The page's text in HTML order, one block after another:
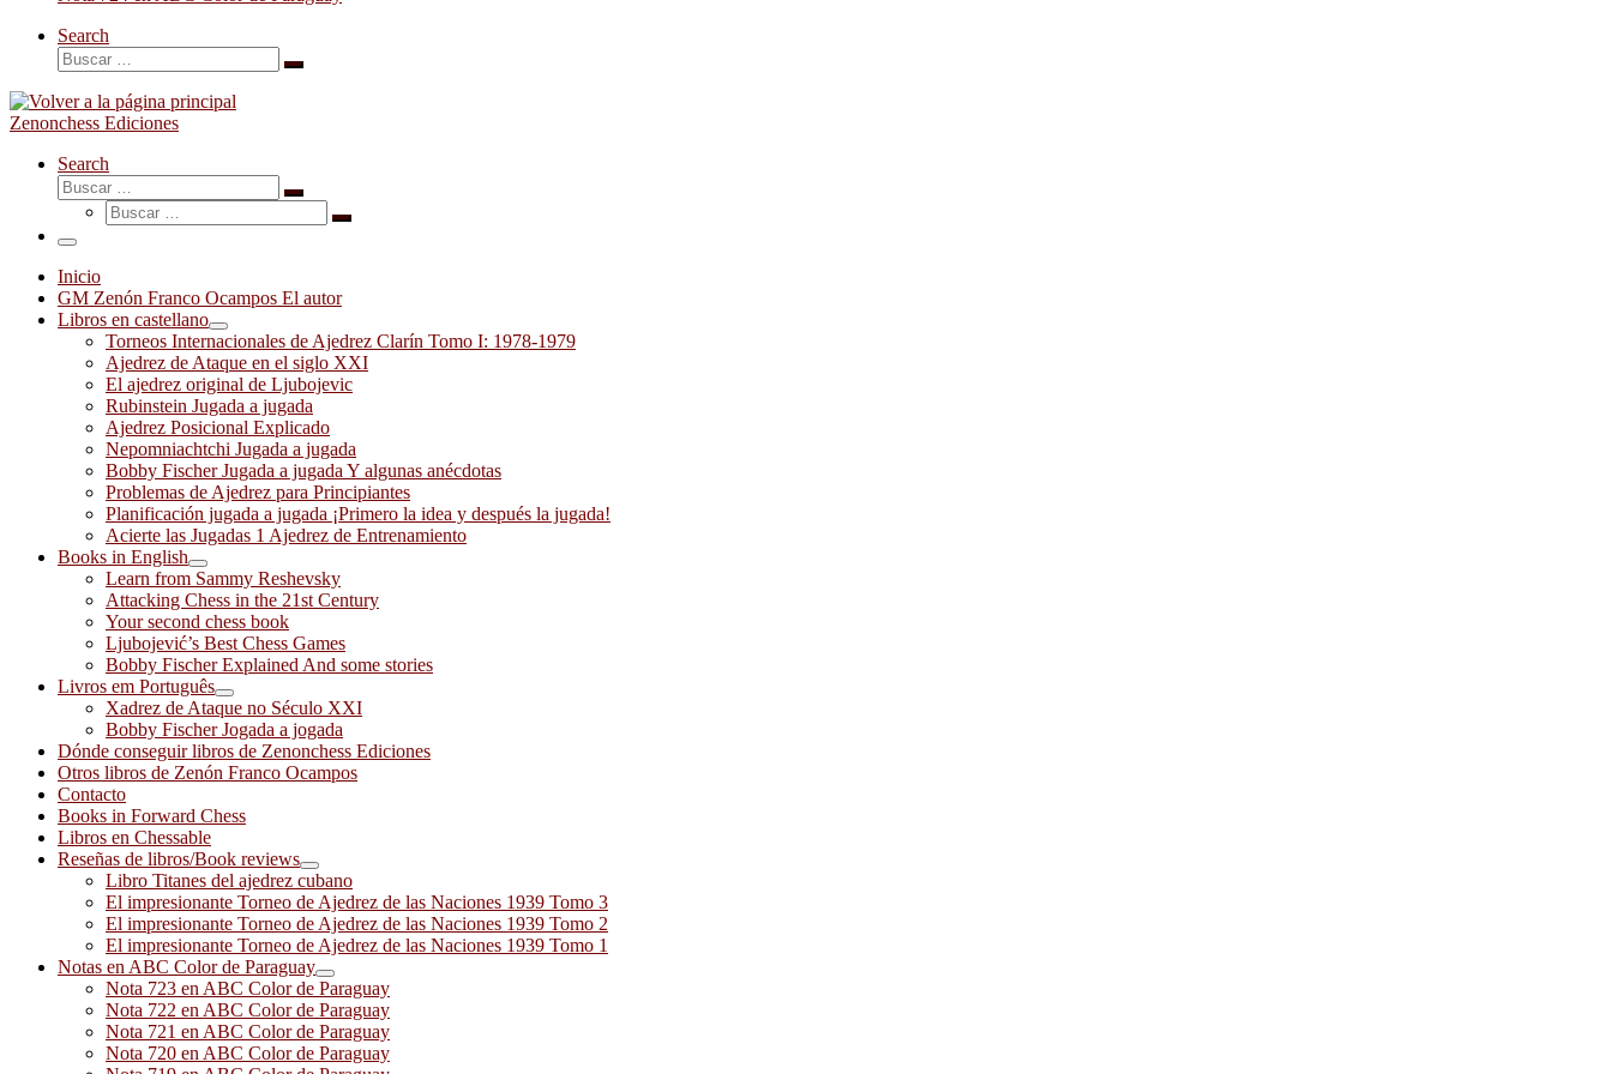
Search
Buscar
Buscar
Zenonchess Ediciones
Search
Buscar
Buscar
Buscar
Buscar
Menú
Inicio
GM Zenón Franco Ocampos El autor
Libros en castellano
Torneos Internacionales de Ajedrez Clarín Tomo I: 1978-1979
Ajedrez de Ataque en el siglo XXI
El ajedrez original de Ljubojevic
Rubinstein Jugada a jugada
Ajedrez Posicional Explicado
Nepomniachtchi Jugada a jugada
Bobby Fischer Jugada a jugada Y algunas anécdotas
Problemas de Ajedrez para Principiantes
Planificación jugada a jugada ¡Primero la idea y después la jugada!
Acierte las Jugadas 1 Ajedrez de Entrenamiento
Books in English
Learn from Sammy Reshevsky
Attacking Chess in the 21st Century
Your second chess book
Ljubojević’s Best Chess Games
Bobby Fischer Explained And some stories
Livros em Português
Xadrez de Ataque no Século XXI
Bobby Fischer Jogada a jogada
Dónde conseguir libros de Zenonchess Ediciones
Otros libros de Zenón Franco Ocampos
Contacto
Books in Forward Chess
Libros en Chessable
Reseñas de libros/Book reviews
Libro Titanes del ajedrez cubano
El impresionante Torneo de Ajedrez de las Naciones 1939 Tomo 3
El impresionante Torneo de Ajedrez de las Naciones 1939 Tomo 2
El impresionante Torneo de Ajedrez de las Naciones 1939 Tomo 1
Notas en ABC Color de Paraguay
Nota 723 en ABC Color de Paraguay
Nota 722 en ABC Color de Paraguay
Nota 721 en ABC Color de Paraguay
Nota 720 en ABC Color de Paraguay